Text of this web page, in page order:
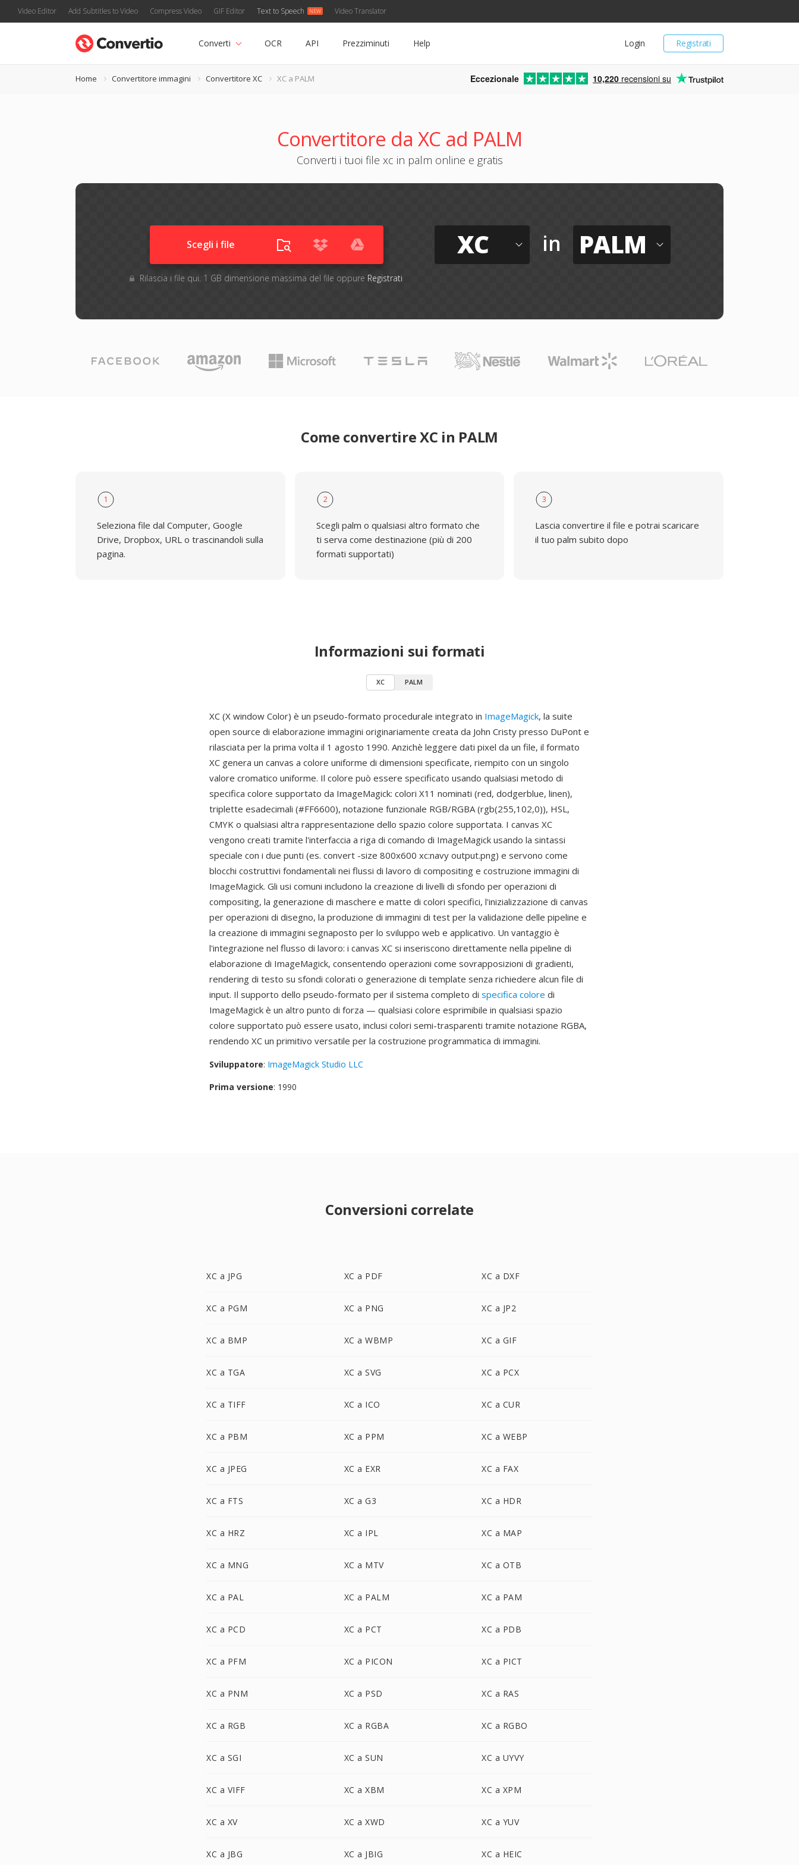
Video Editor Add Subtitles to Video Compress Video GIF Editor Text to Speech Video Translator
Registrati
Login
Converti OCR API Prezziminuti Help
Home Convertitore immagini Convertitore XC XC a PALM Eccezionale 10,220 recensioni su
Convertitore da XC ad PALM
Converti i tuoi file xc in palm online e gratis
Scegli i file
Rilascia i file qui. 1 GB dimensione massima del file oppure Registrati
XC in PALM
Come convertire XC in PALM
1
Seleziona file dal Computer, Google
Drive, Dropbox, URL o trascinandoli sulla
pagina.
2
Scegli palm o qualsiasi altro formato che
ti serva come destinazione (più di 200
formati supportati)
3
Lascia convertire il file e potrai scaricare
il tuo palm subito dopo
Informazioni sui formati
XC PALM
XC (X window Color) è un pseudo-formato procedurale integrato in ImageMagick, la suite
open source di elaborazione immagini originariamente creata da John Cristy presso DuPont e
rilasciata per la prima volta il 1 agosto 1990. Anzichè leggere dati pixel da un file, il formato
XC genera un canvas a colore uniforme di dimensioni specificate, riempito con un singolo
valore cromatico uniforme. Il colore può essere specificato usando qualsiasi metodo di
specifica colore supportato da ImageMagick: colori X11 nominati (red, dodgerblue, linen),
triplette esadecimali (#FF6600), notazione funzionale RGB/RGBA (rgb(255,102,0)), HSL,
CMYK o qualsiasi altra rappresentazione dello spazio colore supportata. I canvas XC
vengono creati tramite l'interfaccia a riga di comando di ImageMagick usando la sintassi
speciale con i due punti (es. convert -size 800x600 xc:navy output.png) e servono come
blocchi costruttivi fondamentali nei flussi di lavoro di compositing e costruzione immagini di
ImageMagick. Gli usi comuni includono la creazione di livelli di sfondo per operazioni di
compositing, la generazione di maschere e matte di colori specifici, l'inizializzazione di canvas
per operazioni di disegno, la produzione di immagini di test per la validazione delle pipeline e
la creazione di immagini segnaposto per lo sviluppo web e applicativo. Un vantaggio è
l'integrazione nel flusso di lavoro: i canvas XC si inseriscono direttamente nella pipeline di
elaborazione di ImageMagick, consentendo operazioni come sovrapposizioni di gradienti,
rendering di testo su sfondi colorati o generazione di template senza richiedere alcun file di
input. Il supporto dello pseudo-formato per il sistema completo di specifica colore di
ImageMagick è un altro punto di forza — qualsiasi colore esprimibile in qualsiasi spazio
colore supportato può essere usato, inclusi colori semi-trasparenti tramite notazione RGBA,
rendendo XC un primitivo versatile per la costruzione programmatica di immagini.
Sviluppatore: ImageMagick Studio LLC
Prima versione: 1990
Conversioni correlate
XC a JPG XC a PDF XC a DXF
XC a PGM XC a PNG XC a JP2
XC a BMP XC a WBMP XC a GIF
XC a TGA XC a SVG XC a PCX
XC a TIFF XC a ICO XC a CUR
XC a PBM XC a PPM XC a WEBP
XC a JPEG XC a EXR XC a FAX
XC a FTS XC a G3 XC a HDR
XC a HRZ XC a IPL XC a MAP
XC a MNG XC a MTV XC a OTB
XC a PAL XC a PALM XC a PAM
XC a PCD XC a PCT XC a PDB
XC a PFM XC a PICON XC a PICT
XC a PNM XC a PSD XC a RAS
XC a RGB XC a RGBA XC a RGBO
XC a SGI XC a SUN XC a UYVY
XC a VIFF XC a XBM XC a XPM
XC a XV XC a XWD XC a YUV
XC a JBG XC a JBIG XC a HEIC